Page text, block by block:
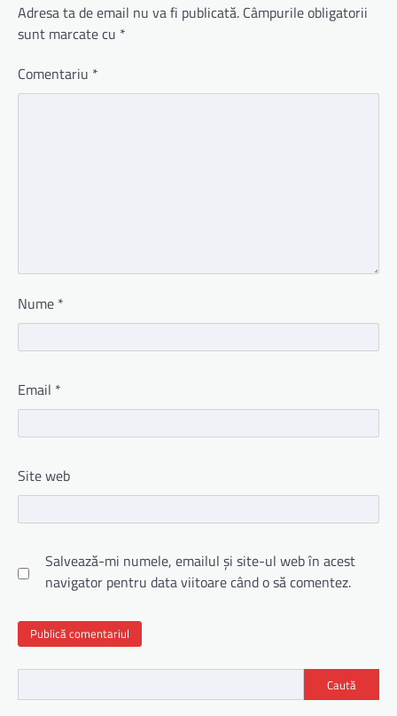
Adresa ta de email nu va fi publicată. Câmpurile obligatorii
sunt marcate cu *
Comentariu *
Nume *
Email *
Site web
Salvează-mi numele, emailul și site-ul web în acest
navigator pentru data viitoare când o să comentez.
Caută